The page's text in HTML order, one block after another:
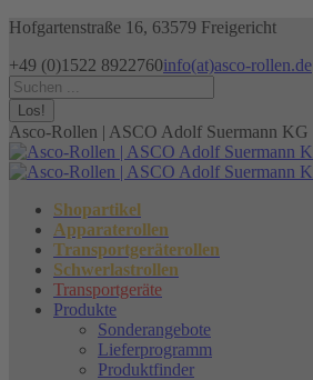
Zum
springen
Hofgartenstraße 16, 63579 Freigericht
+49 (0)1522 8922760info(at)asco-rollen.de
Facebook
page
opens
in
new
window
Instagram
page
opens
in
new
window
X
page
opens
in
new
window
Search:
Asco-Rollen | ASCO Adolf Suermann KG
Shopartikel
Apparaterollen
Transportgeräterollen
Schwerlastrollen
Transportgeräte
Produkte
Sonderangebote
Lieferprogramm
Produktfinder